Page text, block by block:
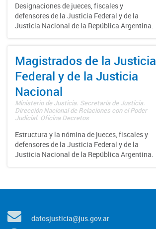
Designaciones de jueces, fiscales y
defensores de la Justicia Federal y de la
Justicia Nacional de la República Argentina.
Magistrados de la Justicia
Federal y de la Justicia
Nacional
Ministerio de Justicia. Secretaría de Justicia.
Dirección Nacional de Relaciones con el Poder
Judicial. Oficina Decretos
Estructura y la nómina de jueces, fiscales y
defensores de la Justicia Federal y de la
Justicia Nacional de la República Argentina.
datosjusticia@jus.gov.ar